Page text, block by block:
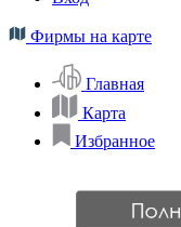
Фирмы на карте
Главная
Карта
Избранное